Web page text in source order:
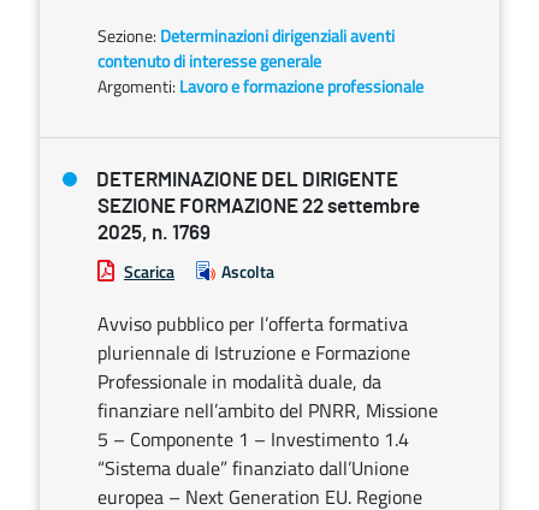
Sezione: Determinazioni dirigenziali aventi
contenuto di interesse generale
Argomenti: Lavoro e formazione professionale
DETERMINAZIONE DEL DIRIGENTE
SEZIONE FORMAZIONE 22 settembre
2025, n. 1769
Scarica Ascolta
Avviso pubblico per l’offerta formativa
pluriennale di Istruzione e Formazione
Professionale in modalità duale, da
finanziare nell’ambito del PNRR, Missione
5 – Componente 1 – Investimento 1.4
“Sistema duale” finanziato dall’Unione
europea – Next Generation EU. Regione